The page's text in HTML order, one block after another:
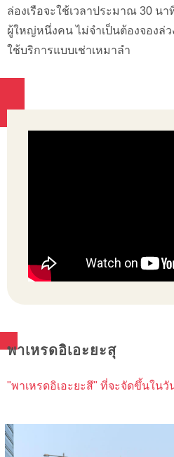
ล่องเรือจะใช้เวลาประมาณ 30 นา
ผู้ใหญ่หนึ่งคน ไม่จำเป็นต้องจองล่
ใช้บริการแบบเช่าเหมาลำ
พาเหรดอิเอะยะสุ
"พาเหรดอิเอะยะสึ" ที่จะจัดขึ้นในวั